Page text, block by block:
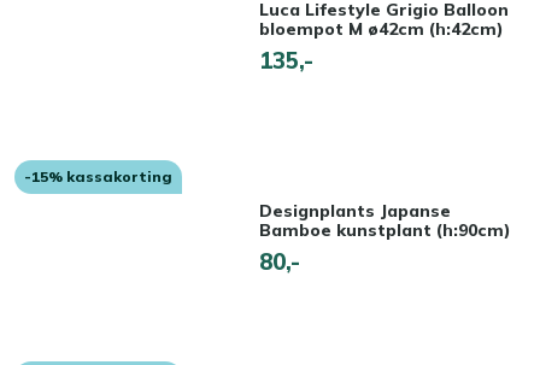
Luca Lifestyle Grigio Balloon
bloempot M ø42cm (h:42cm)
135,-
-15% kassakorting
Designplants Japanse
Bamboe kunstplant (h:90cm)
80,-